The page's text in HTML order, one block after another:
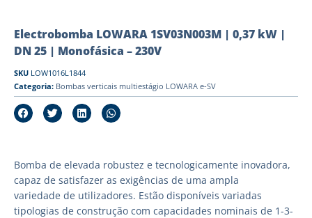
Electrobomba LOWARA 1SV03N003M | 0,37 kW |
DN 25 | Monofásica – 230V
SKU LOW1016L1844
Categoria: Bombas verticais multiestágio LOWARA e-SV
Bomba de elevada robustez e tecnologicamente inovadora,
capaz de satisfazer as exigências de uma ampla
variedade de utilizadores. Estão disponíveis variadas
tipologias de construção com capacidades nominais de 1-3-